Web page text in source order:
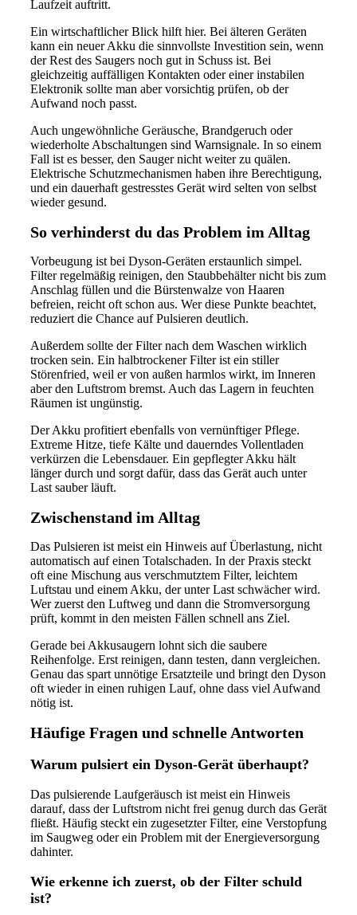
Laufzeit auftritt.
Ein wirtschaftlicher Blick hilft hier. Bei älteren Geräten
kann ein neuer Akku die sinnvollste Investition sein, wenn
der Rest des Saugers noch gut in Schuss ist. Bei
gleichzeitig auffälligen Kontakten oder einer instabilen
Elektronik sollte man aber vorsichtig prüfen, ob der
Aufwand noch passt.
Auch ungewöhnliche Geräusche, Brandgeruch oder
wiederholte Abschaltungen sind Warnsignale. In so einem
Fall ist es besser, den Sauger nicht weiter zu quälen.
Elektrische Schutzmechanismen haben ihre Berechtigung,
und ein dauerhaft gestresstes Gerät wird selten von selbst
wieder gesund.
So verhinderst du das Problem im Alltag
Vorbeugung ist bei Dyson-Geräten erstaunlich simpel.
Filter regelmäßig reinigen, den Staubbehälter nicht bis zum
Anschlag füllen und die Bürstenwalze von Haaren
befreien, reicht oft schon aus. Wer diese Punkte beachtet,
reduziert die Chance auf Pulsieren deutlich.
Außerdem sollte der Filter nach dem Waschen wirklich
trocken sein. Ein halbtrockener Filter ist ein stiller
Störenfried, weil er von außen harmlos wirkt, im Inneren
aber den Luftstrom bremst. Auch das Lagern in feuchten
Räumen ist ungünstig.
Der Akku profitiert ebenfalls von vernünftiger Pflege.
Extreme Hitze, tiefe Kälte und dauerndes Vollentladen
verkürzen die Lebensdauer. Ein gepflegter Akku hält
länger durch und sorgt dafür, dass das Gerät auch unter
Last sauber läuft.
Zwischenstand im Alltag
Das Pulsieren ist meist ein Hinweis auf Überlastung, nicht
automatisch auf einen Totalschaden. In der Praxis steckt
oft eine Mischung aus verschmutztem Filter, leichtem
Luftstau und einem Akku, der unter Last schwächer wird.
Wer zuerst den Luftweg und dann die Stromversorgung
prüft, kommt in den meisten Fällen schnell ans Ziel.
Gerade bei Akkusaugern lohnt sich die saubere
Reihenfolge. Erst reinigen, dann testen, dann vergleichen.
Genau das spart unnötige Ersatzteile und bringt den Dyson
oft wieder in einen ruhigen Lauf, ohne dass viel Aufwand
nötig ist.
Häufige Fragen und schnelle Antworten
Warum pulsiert ein Dyson-Gerät überhaupt?
Das pulsierende Laufgeräusch ist meist ein Hinweis
darauf, dass der Luftstrom nicht frei genug durch das Gerät
fließt. Häufig steckt ein zugesetzter Filter, eine Verstopfung
im Saugweg oder ein Problem mit der Energieversorgung
dahinter.
Wie erkenne ich zuerst, ob der Filter schuld
ist?